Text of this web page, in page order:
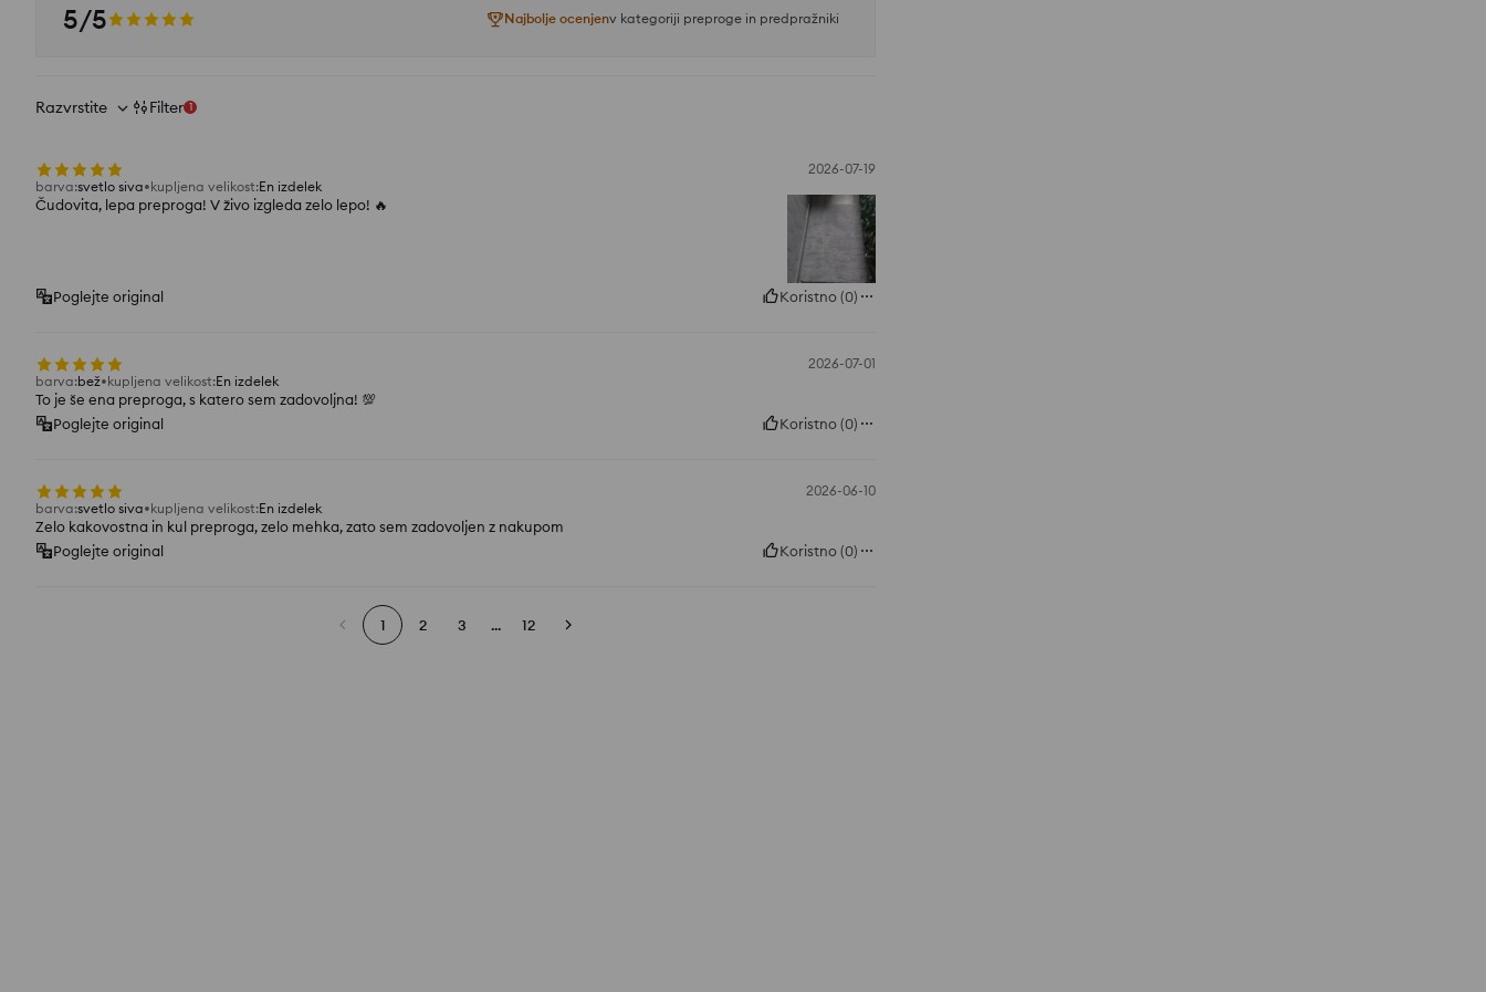
5/5 Najbolje ocenjenv kategoriji preproge in predpražniki
Razvrstite Filter 1
2026-07-19
barva:svetlo siva kupljena velikost:En izdelek
Čudovita, lepa preproga! V živo izgleda zelo lepo! 🔥
Poglejte original Koristno(0)
2026-07-01
barva:bež kupljena velikost:En izdelek
To je še ena preproga, s katero sem zadovoljna! 💯
Poglejte original
Koristno(0)
2026-06-10
barva:svetlo siva kupljena velikost:En izdelek
Zelo kakovostna in kul preproga, zelo mehka, zato sem zadovoljen z nakupom
Poglejte original
Koristno(0)
1 2 3 ... 12